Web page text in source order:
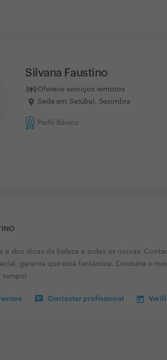
Silvana Faustino
Oferece serviços remotos
Sede em Setúbal, Sesimbra
Perfil Básico
e dou dicas de beleza a todas as noivas.
garanta que está fantástica. Consulte o
tempo!
Contactar profissional